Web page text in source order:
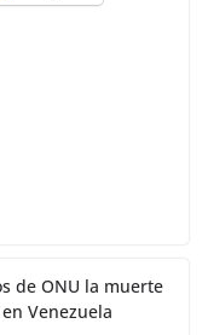
de ONU la muerte
Venezuela